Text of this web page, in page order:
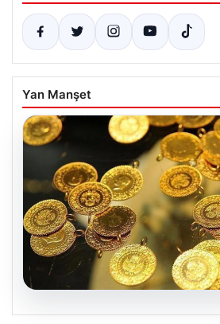
Yan Manşet
06.08.2026